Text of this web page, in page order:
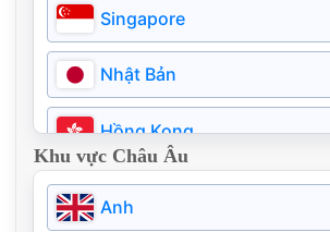
Singapore
Nhật Bản
Hồng Kong
Thái Lan
Khu vực Châu Âu
Anh